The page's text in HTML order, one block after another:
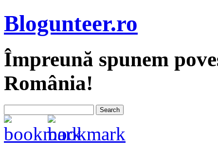
Blogunteer.ro
Împreună spunem
România!